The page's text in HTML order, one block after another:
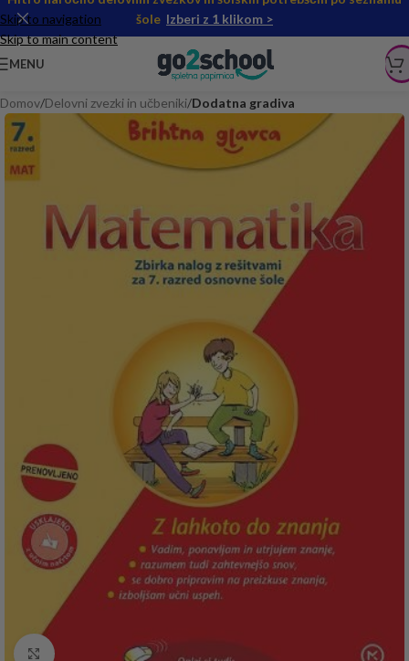
Skip to navigation
Skip to main content
šole Izberi z 1 klikom >
MENU
Domov Delovni zvezki in učbeniki Dodatna gradiva
Click to enlarge